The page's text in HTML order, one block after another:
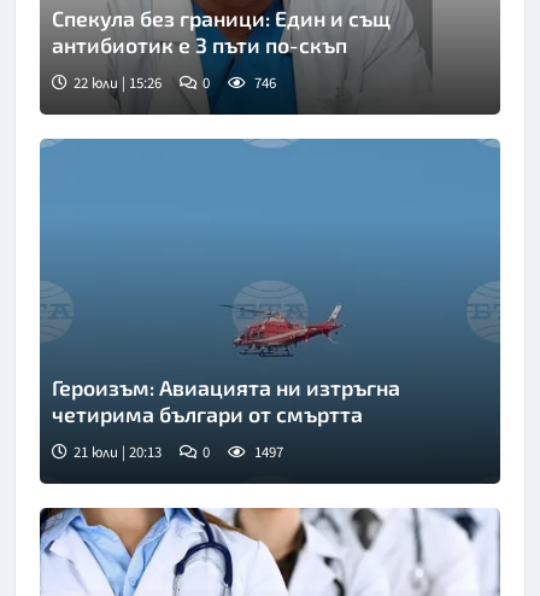
Спекула без граници: Един и същ
антибиотик е 3 пъти по-скъп
22 юли | 15:26 0 746
Героизъм: Авиацията ни изтръгна
четирима българи от смъртта
21 юли | 20:13 0 1497